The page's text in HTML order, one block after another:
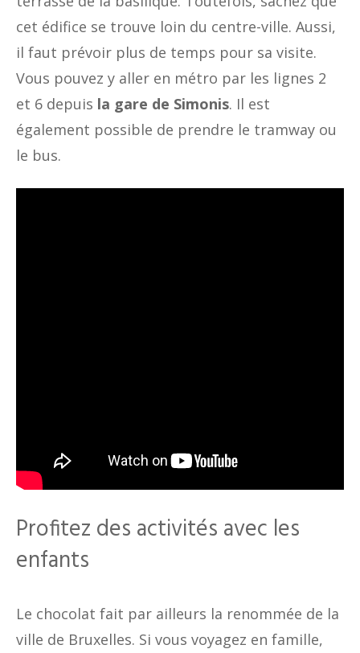
cet édifice se trouve loin du centre-ville. Aussi,
il faut prévoir plus de temps pour sa visite.
Vous pouvez y aller en métro par les lignes 2
et 6 depuis la gare de Simonis. Il est
également possible de prendre le tramway ou
le bus.
Profitez des activités avec les
enfants
Le chocolat fait par ailleurs la renommée de la
ville de Bruxelles. Si vous voyagez en famille,